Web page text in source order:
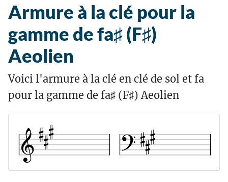
Armure à la clé pour la
gamme de fa♯ (F♯)
Aeolien
Voici l'armure à la clé en clé de sol et fa
pour la gamme de fa♯ (F♯) Aeolien